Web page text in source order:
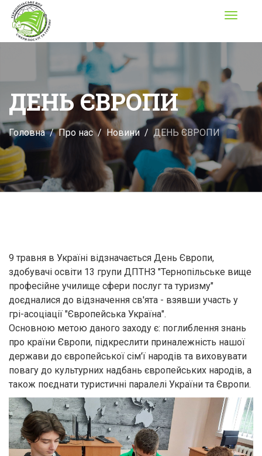
Toggle
ДЕНЬ ЄВРОПИ
Головна Про нас Новини ДЕНЬ ЄВРОПИ
9 травня в Україні відзначається День Європи,
здобувачі освіти 13 групи ДПТНЗ "Тернопільське вище
професійне училище сфери послуг та туризму"
доєдналися до відзначення св'ята - взявши участь у
грі-асоціації "Європейська Україна".
Основною метою даного заходу є: поглиблення знань
про країни Європи, підкреслити приналежність нашої
держави до європейської сім'ї народів та виховувати
повагу до культурних надбань європейських народів, а
також поєднати туристичні паралелі України та Європи.